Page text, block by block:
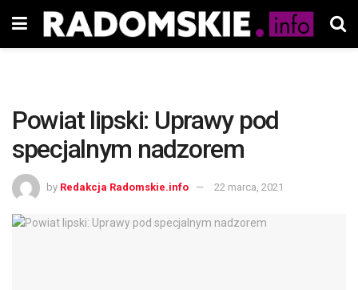
Powiat lipski: Uprawy pod
specjalnym nadzorem
by Redakcja Radomskie.info 22 marca, 2021